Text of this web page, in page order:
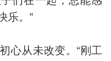
乐。”
心从未改变。“刚工